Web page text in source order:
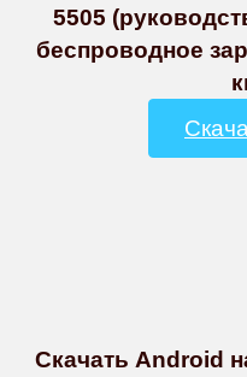
5505
беспроводное
Скачать Android